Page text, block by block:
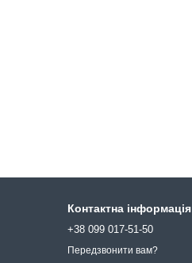
Контактна інформація
+38 099 017-51-50
Передзвонити вам?